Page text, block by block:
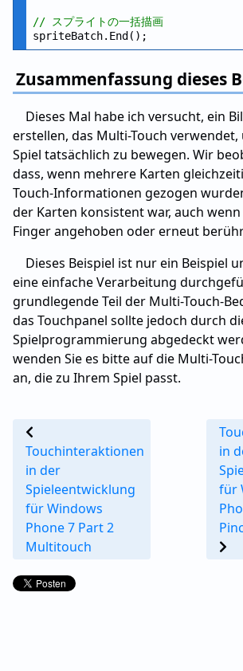
// スプライトの一括描画
Zusammenfassung dieses
Dieses Mal habe ich versucht, ein
erstellen, das Multi-Touch
Spiel tatsächlich zu bewegen. Wir
dass, wenn mehrere Karten
Touch-Informationen gezogen
der Karten konsistent war, auch
Finger angehoben oder erneut
Dieses Beispiel ist nur ein Beispiel
eine einfache Verarbeitung
grundlegende Teil der Multi-Touch-
das Touchpanel sollte jedoch durch
Spielprogrammierung abgedeckt
wenden Sie es bitte auf die Multi-
an, die zu Ihrem Spiel passt.
Touchinteraktionen
in der
Spieleentwicklung
für Windows
Phone 7 Part 2
Multitouch
in
für